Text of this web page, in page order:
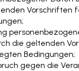
Vorschriften
die geltenden
Bedingungen;
gegen die